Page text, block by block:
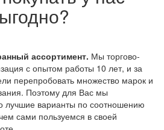
ассортимент. Мы торгово-
с опытом работы 10 лет, и за
перепробовать множество марок и
Поэтому для Вас мы
лучшие варианты по соотношению
сами пользуемся в своей